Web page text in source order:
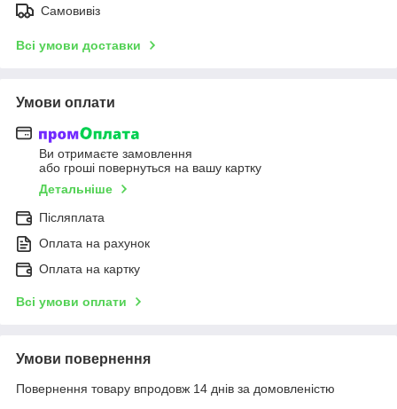
Самовивіз
Всі умови доставки
Умови оплати
Ви отримаєте замовлення
або гроші повернуться на вашу картку
Детальніше
Післяплата
Оплата на рахунок
Оплата на картку
Всі умови оплати
Умови повернення
Повернення товару впродовж 14 днів за домовленістю